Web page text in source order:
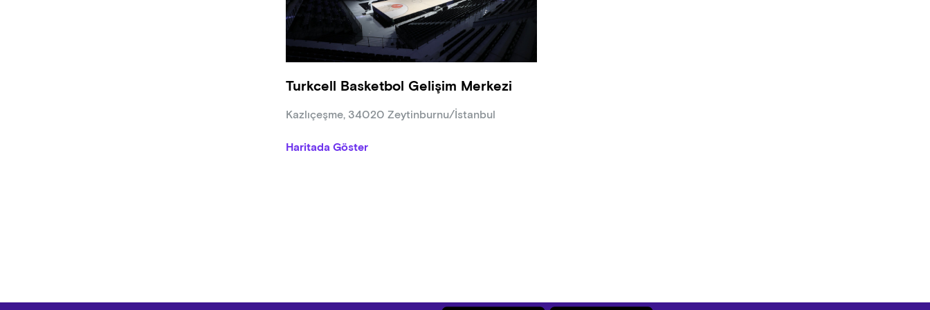
oturmak şartıyla ücretsiz şekilde maçlarımızı takip edebilmektedir.
-İl Spor Güvenlik Kurulu kararı uyarınca taraftarların şu eşyaları salona kabul edilmeyecektir:
çubuğu, profesyonel ses ve görüntü araçları (video kamera, fotoğraf makinası, Go-Pro çubuğu vb.),
elektronik sigara, dışarıdan getirilen yiyecek-içecek, yanıcı veya patlayıcı (deodorant, sprey, parfüm,
düdük ve işbu malzemelerle sınırlı olmayacak şekilde sahaya atılabilecek veya tehlike
Turkcell Basketbol Gelişim Merkezi
Kazlıçeşme, 34020 Zeytinburnu/İstanbul
Haritada Göster